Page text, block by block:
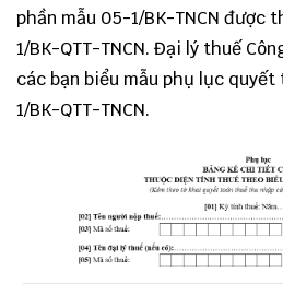
phần mẫu 05-1/BK-TNCN được
1/BK-QTT-TNCN. Đại lý thuế
các bạn biểu mẫu phụ lục
1/BK-QTT-TNCN.